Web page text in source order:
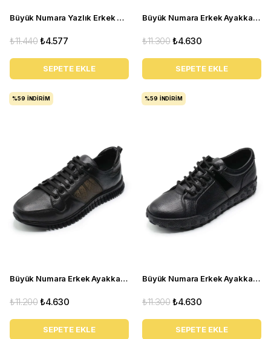
Büyük Numara Yazlık Erkek Ayakkabısı Utkan001 gri
₺4.577
₺11.440
SEPETE EKLE
Büyük Numara Erkek Ayakkabı GOM8013 Kum
₺4.630
₺11.300
SEPETE EKLE
Büyük Numara Erkek Ayakkabı TR4113 Siyah
₺4.630
₺11.200
SEPETE EKLE
%59 İNDIRIM
Büyük Numara Erkek Ayakkabı GOM6166 Siyah
₺4.630
₺11.300
SEPETE EKLE
%59 İNDIRIM